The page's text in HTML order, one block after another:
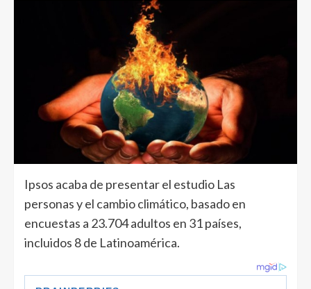
Ipsos acaba de presentar el estudio Las
personas y el cambio climático, basado en
encuestas a 23.704 adultos en 31 países,
incluidos 8 de Latinoamérica.